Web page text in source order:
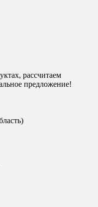
рассчитаем
предложение!